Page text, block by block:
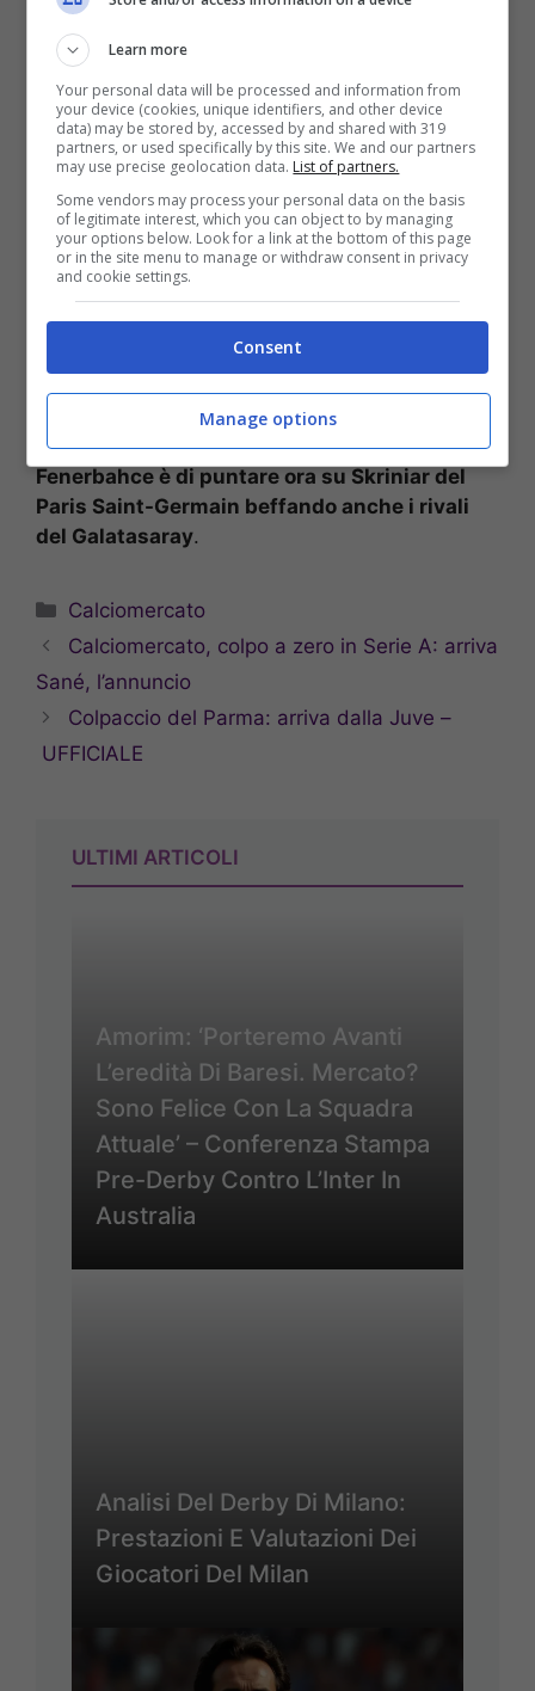
Calciomercato: prendono Skriniar subito (la presse foto) –
stopandgoal.net
Attenzione però a quello che sembra essere il
cambio di strategia da parte della società che
non è riuscita a chiudere un’affare che
sembrava ad un passo, perché c’è stato un
rifiuto da parte diStrahinja Pavlovic del Milan
che non ha accettato il trasferimento al
Fenerbahce.
Il difensore serbo ha deciso di declinare la
proposta del club turco allenato daMourinho
che ora è pronto a beffare ilGalatasaray
Secondo quanto riportaRelevola scelta del
Fenerbahce è di puntare ora su Skriniar del
Paris Saint-Germain beffando anche i rivali
del Galatasaray.
Categorie
Calciomercato
Calciomercato, colpo a zero in Serie A: arriva
Sané, l’annuncio
Colpaccio del Parma: arriva dalla Juve –
UFFICIALE
ULTIMI ARTICOLI
Amorim: ‘Porteremo Avanti
L’eredità Di Baresi. Mercato?
Sono Felice Con La Squadra
Attuale’ – Conferenza Stampa
Pre-Derby Contro L’Inter In
Australia
Analisi Del Derby Di Milano:
Prestazioni E Valutazioni Dei
Giocatori Del Milan
Learn more
Your personal data will be processed and information from
your device (cookies, unique identifiers, and other device
data) may be stored by, accessed by and shared with 319
partners, or used specifically by this site. We and our partners
may use precise geolocation data. List of partners.
Some vendors may process your personal data on the basis
of legitimate interest, which you can object to by managing
your options below. Look for a link at the bottom of this page
or in the site menu to manage or withdraw consent in privacy
and cookie settings.
Consent
Manage options